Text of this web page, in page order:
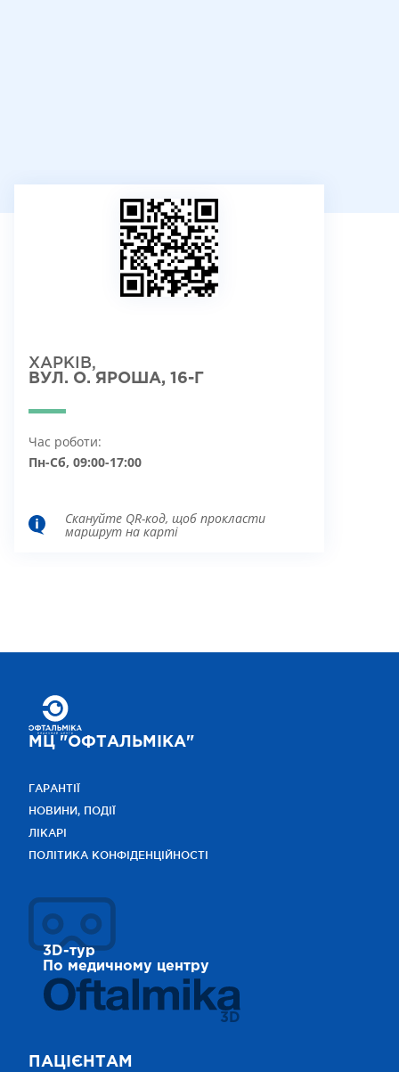
ХАРКІВ,
ВУЛ. О. ЯРОША, 16-Г
Час роботи:
Пн-Сб, 09:00-17:00
Скануйте QR-код, щоб прокласти
маршрут на карті
МЦ "ОФТАЛЬМІКА"
ГАРАНТІЇ
НОВИНИ, ПОДІЇ
ЛІКАРІ
ПОЛІТИКА КОНФІДЕНЦІЙНОСТІ
3D-тур
По медичному центру
3D
ПАЦІЄНТАМ